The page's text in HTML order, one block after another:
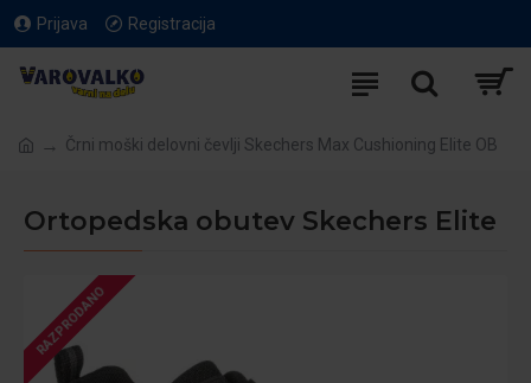
Prijava Registracija
Črni moški delovni čevlji Skechers Max Cushioning Elite OB
Ortopedska obutev Skechers Elite
RAZPRODANO